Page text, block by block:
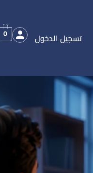
تسجيل الدخول 0